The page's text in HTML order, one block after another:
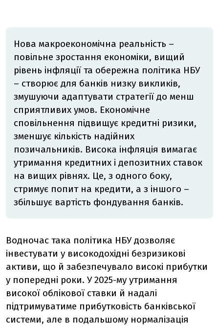
Нова макроекономічна реальність –
повільне зростання економіки, вищий
рівень інфляції та обережна політика НБУ
– створює для банків низку викликів,
змушуючи адаптувати стратегії до менш
сприятливих умов. Економічне
сповільнення підвищує кредитні ризики,
зменшує кількість надійних
позичальників. Висока інфляція вимагає
утримання кредитних і депозитних ставок
на вищих рівнях. Це, з одного боку,
стримує попит на кредити, а з іншого –
збільшує вартість фондування банків.
Водночас така політика НБУ дозволяє
інвестувати у високодохідні безризикові
активи, що й забезпечувало високі прибутки
у попередні роки. У 2025-му утримання
високої облікової ставки й надалі
підтримуватиме прибутковість банківської
системи, але в подальшому нормалізація